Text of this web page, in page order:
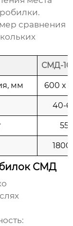
сравнения
СМД-
мм 600 x
40-
55
СМД